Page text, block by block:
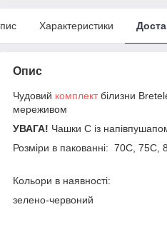
Характеристики
Опис
Чудовий комплектбілизни
мереживом
УВАГА! Чашки C із
Розміри в пакованні: 70C, 75C,
Кольори в наявності:
зелено-червоний